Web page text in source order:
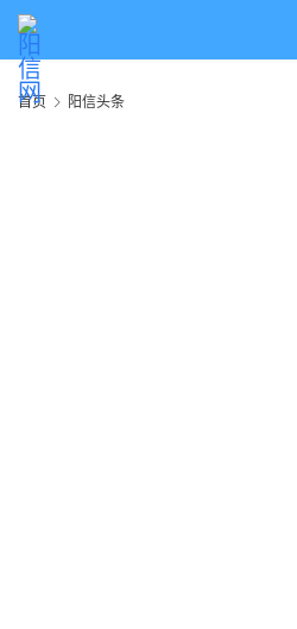
首页 阳信头条